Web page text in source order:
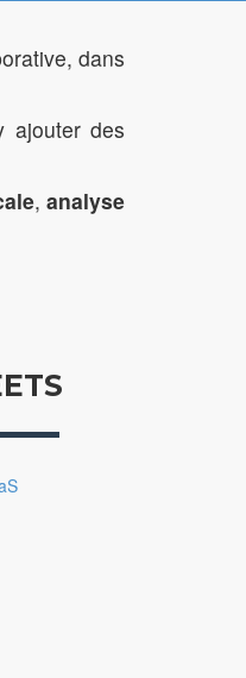
dans
ajouter des
,analyse